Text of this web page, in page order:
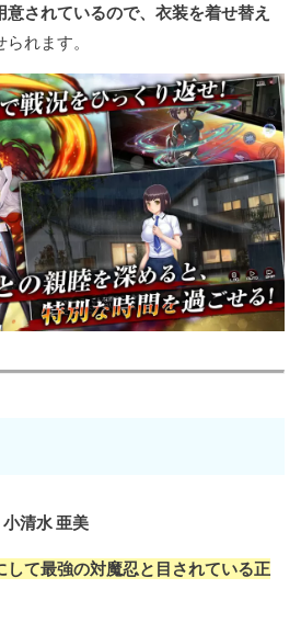
意されているので、衣装を着せ替え
られます。
清水 亜美
して最強の対魔忍と目されている正